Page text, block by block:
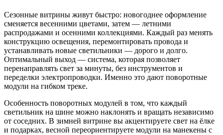
Сезонные витрины живут быстро: новогоднее оформление
сменяется весенними цветами, затем — летними
распродажами и осенними коллекциями. Каждый раз менять
конструкцию освещения, перемонтировать провода и
устанавливать новые светильники — дорого и долго.
Оптимальный выход — система, которая позволяет
перенаправлять свет за минуты, без инструментов и
переделки электропроводки. Именно это дают поворотные
модули на гибком треке.
Особенность поворотных модулей в том, что каждый
светильник на шине можно наклонять и вращать независимо
от соседних. В зимней витрине вы акцентируете свет на ёлке
и подарках, весной переориентируете модули на манекены с